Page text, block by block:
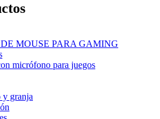
MOUSE PARA GAMING
micrófono para juegos
y granja